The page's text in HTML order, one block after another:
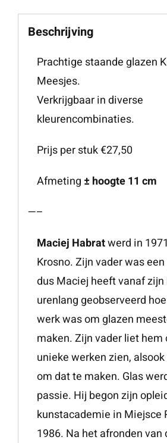
Beschrijving
Prachtige staande glazen
Meesjes.
Verkrijgbaar in diverse
kleurencombinaties.
Prijs per stuk €27,50
Afmeting ± hoogte 11 cm
—–
Maciej Habratwerd in
Krosno. Zijn vader was
dus Maciej heeft vanaf
urenlang geobserveerd
werk was om glazen
maken. Zijn vader liet hem
unieke werken zien,
om dat te maken. Glas
passie. Hij begon zijn
kunstacademie in Miejsce
1986. Na het afronden van